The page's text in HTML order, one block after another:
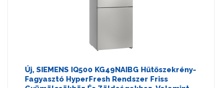
Új, SIEMENS IQ500 KG49NAIBG Hűtőszekrény-
Fagyasztó HyperFresh Rendszer Friss